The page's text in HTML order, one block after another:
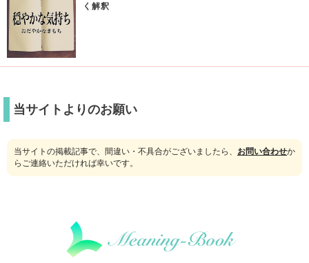
く解釈
当サイトよりのお願い
当サイトの掲載記事で、間違い・不具合がございましたら、 お問い合わせか
らご連絡いただければ幸いです。